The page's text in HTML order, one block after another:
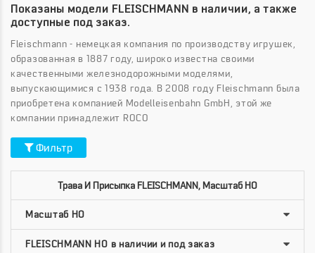
Показаны модели FLEISCHMANN в наличии, а также
доступные под заказ.
Fleischmann - немецкая компания по производству игрушек,
образованная в 1887 году, широко известна своими
качественными железнодорожными моделями,
выпускающимися с 1938 года. В 2008 году Fleischmann была
приобретена компанией Modelleisenbahn GmbH, этой же
компании принадлежит ROCO
Фильтр
Трава И Присыпка FLEISCHMANN, Масштаб HO